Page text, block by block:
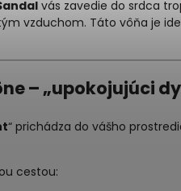
vás zavedie do srdca
vzduchom. Táto vôňa je
– „upokojujúci
“ prichádza do vášho
cestou: